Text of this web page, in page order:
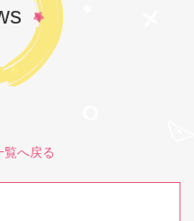
覧へ戻る